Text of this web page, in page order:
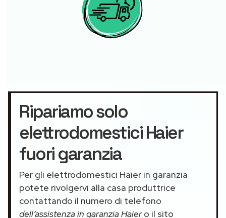
Ripariamo solo
elettrodomestici Haier
fuori garanzia
Per gli elettrodomestici Haier in garanzia
potete rivolgervi alla casa produttrice
contattando il numero di telefono
dell’assistenza in garanzia Haiero il sito